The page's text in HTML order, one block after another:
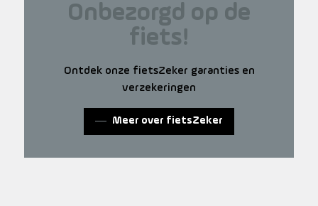
Onbezorgd op de
fiets!
Ontdek onze fietsZeker garanties en
verzekeringen
Meer over fietsZeker